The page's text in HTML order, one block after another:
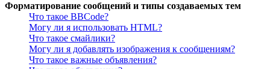
Форматирование сообщений и типы создаваемых тем
Что такое BBCode?
Могу ли я использовать HTML?
Что такое смайлики?
Могу ли я добавлять изображения к сообщениям?
Что такое важные объявления?